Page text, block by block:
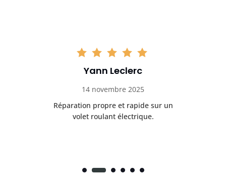
Yann Leclerc
14 novembre 2025
Réparation propre et rapide sur un
volet roulant électrique.